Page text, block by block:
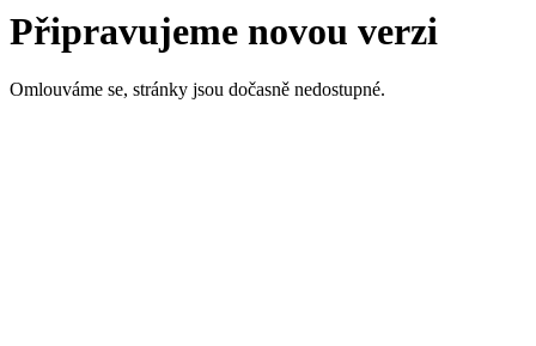
Připravujeme novou verzi
Omlouváme se, stránky jsou dočasně nedostupné.